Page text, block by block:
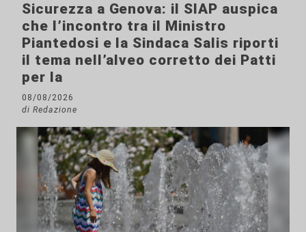
Sicurezza a Genova: il SIAP auspica
che l’incontro tra il Ministro
Piantedosi e la Sindaca Salis riporti
il tema nell’alveo corretto dei Patti
per la
08/08/2026
di Redazione